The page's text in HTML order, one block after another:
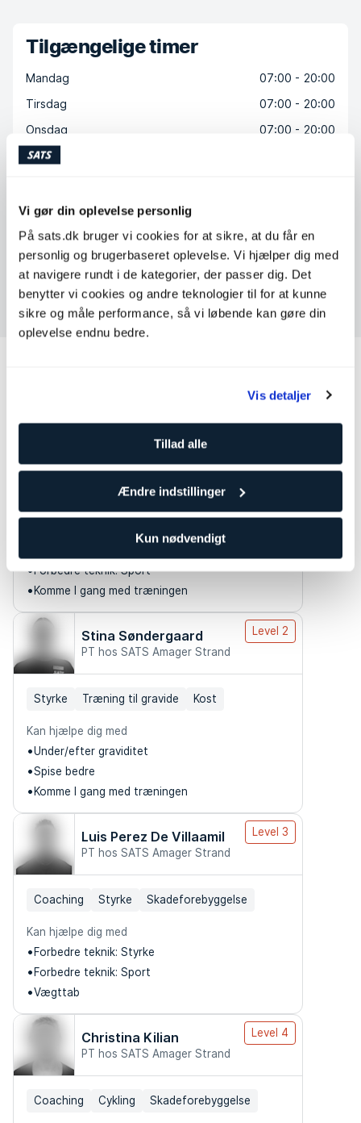
Vi gør din oplevelse personlig
På sats.dk bruger vi cookies for at sikre, at du får en
personlig og brugerbaseret oplevelse. Vi hjælper dig med
at navigere rundt i de kategorier, der passer dig. Det
benytter vi cookies og andre teknologier til for at kunne
sikre og måle performance, så vi løbende kan gøre din
oplevelse endnu bedre.
Vis detaljer
Tillad alle
Ændre indstillinger
Kun nødvendigt
Tilgængelige timer
Mandag
07:00 - 20:00
Tirsdag
07:00 - 20:00
Onsdag
07:00 - 20:00
Torsdag
Lørdag
Søndag
08:00 - 15:00
Kontakt Camilla Louise Bødtcher Rast
Frederik Grotkjær Zacho
PT hos SATS Amager Strand
Forbedre teknik: Sport
Komme I gang med træningen
Stina Søndergaard
PT hos SATS Amager Strand
Level 2
Styrke Træning til gravide Kost
Kan hjælpe dig med
Under/efter graviditet
Spise bedre
Komme I gang med træningen
Luis Perez De Villaamil
PT hos SATS Amager Strand
Level 3
Coaching Styrke Skadeforebyggelse
Kan hjælpe dig med
Forbedre teknik: Styrke
Forbedre teknik: Sport
Vægttab
Christina Kilian
PT hos SATS Amager Strand
Level 4
Coaching Cykling Skadeforebyggelse